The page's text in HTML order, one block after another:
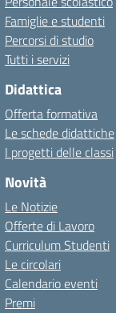
Famiglie e studenti
Percorsi di studio
Tutti i servizi
Didattica
Offerta formativa
Le schede didattiche
I progetti delle classi
Novità
Le Notizie
Offerte di Lavoro
Curriculum Studenti
Le circolari
Calendario eventi
Premi